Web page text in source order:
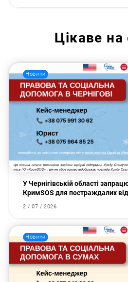
Цікаве на
Новини
У Чернігівській області
КримSOS для постраждалих
2 / 07 / 2026
Новини